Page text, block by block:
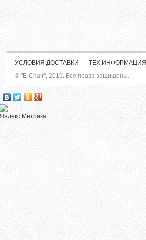
УСЛОВИЯ ДОСТАВКИ ТЕХ.ИНФОРМАЦИЯ
© "E-Chair", 2015. Все права защищены.